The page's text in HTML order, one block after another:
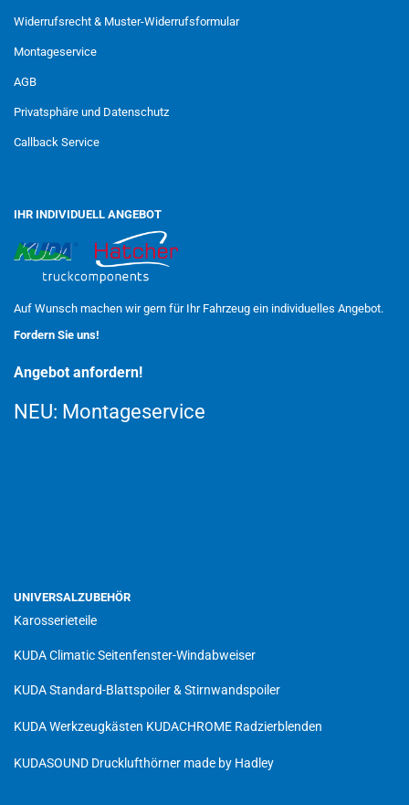
Widerrufsrecht & Muster-Widerrufsformular
Montageservice
AGB
Privatsphäre und Datenschutz
Callback Service
IHR INDIVIDUELL ANGEBOT
Auf Wunsch machen wir gern für Ihr Fahrzeug ein individuelles Angebot.
Fordern Sie uns!
Angebot anfordern!
NEU: Montageservice
UNIVERSALZUBEHÖR
Karosserieteile
KUDA Climatic Seitenfenster-Windabweiser
KUDA Standard-Blattspoiler & Stirnwandspoiler
KUDA Werkzeugkästen KUDACHROME Radzierblenden
KUDASOUND Drucklufthörner made by Hadley